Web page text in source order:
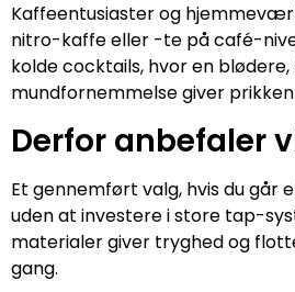
Kaffeentusiaster og
nitro-kaffe eller -te på café-
kolde cocktails, hvor en
mundfornemmelse giver prikken
Derfor anbefaler
Et gennemført valg, hvis du
uden at investere i store tap-
materialer giver tryghed og
gang.